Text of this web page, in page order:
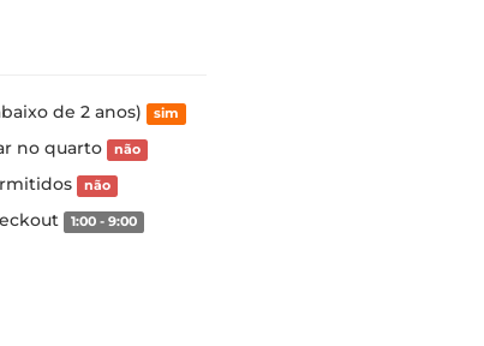
de 2 anos) sim
no quarto não
não
1:00 - 9:00